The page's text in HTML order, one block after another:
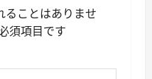
ることはありませ
須項目です